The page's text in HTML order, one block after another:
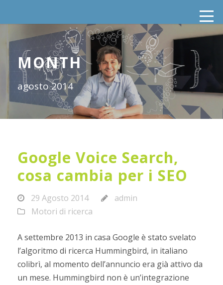
MONTH
agosto 2014
Google Voice Search,
cosa cambia per i SEO
29 Agosto 2014
admin
Motori di ricerca
A settembre 2013 in casa Google è stato svelato
l’algoritmo di ricerca Hummingbird, in italiano
colibrì, al momento dell’annuncio era già attivo da
un mese. Hummingbird non è un’integrazione